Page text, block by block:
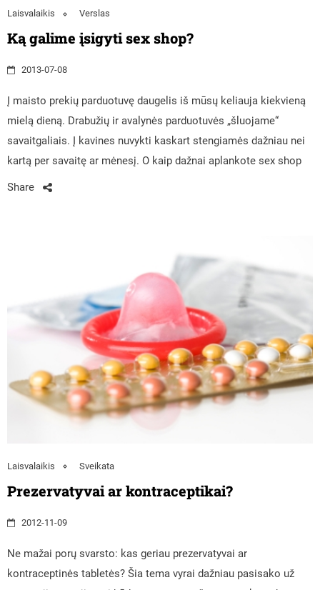
Laisvalaikis Verslas
Ką galime įsigyti sex shop?
2013-07-08
Į maisto prekių parduotuvę daugelis iš mūsų keliauja kiekvieną
mielą dieną. Drabužių ir avalynės parduotuvės „šluojame“
savaitgaliais. Į kavines nuvykti kaskart stengiamės dažniau nei
kartą per savaitę ar mėnesį. O kaip dažnai aplankote sex shop
Share
Laisvalaikis Sveikata
Prezervatyvai ar kontraceptikai?
2012-11-09
Ne mažai porų svarsto: kas geriau prezervatyvai ar
kontraceptinės tabletės? Šia tema vyrai dažniau pasisako už